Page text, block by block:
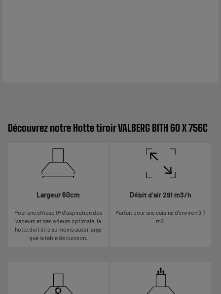
Découvrez notre Hotte tiroir VALBERG BITH 60 X 756C
Largeur 60cm
Pour une efficacité d’aspiration des
vapeurs et des odeurs optimale, la
hotte doit être au moins aussi large
que la table de cuisson.
Débit d’air 291 m3/h
Parfait pour une cuisine d’environ 9,7
m2.